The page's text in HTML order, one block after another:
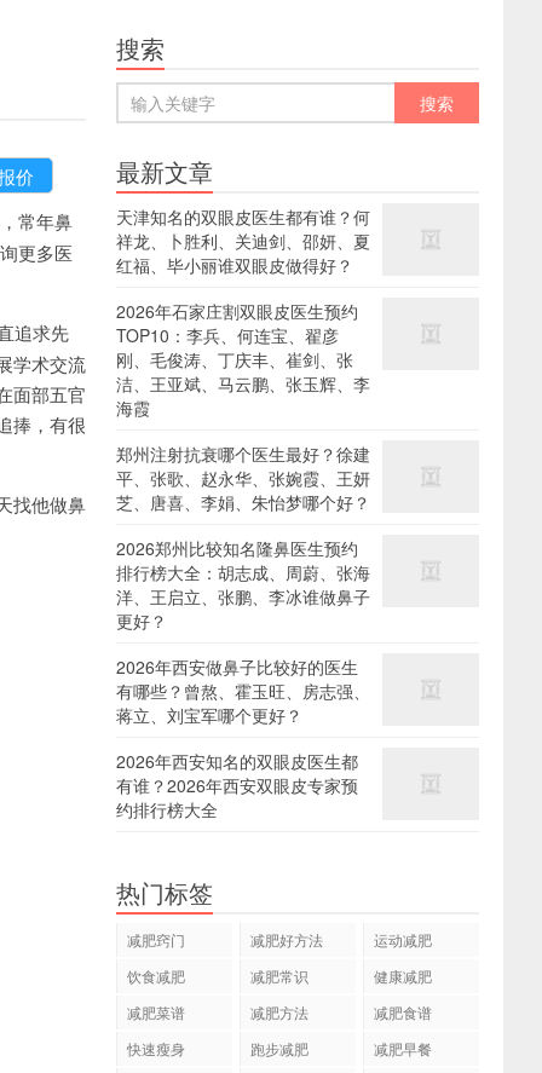
常年鼻
更多医
追求先
学术交流
面部五官
捧，有很
找他做鼻
搜索
最新文章
天津知名的双眼皮医生都有谁？何
祥龙、卜胜利、关迪剑、邵妍、夏
红福、毕小丽谁双眼皮做得好？
2026年石家庄割双眼皮医生预约
TOP10：李兵、何连宝、翟彦
刚、毛俊涛、丁庆丰、崔剑、张
洁、王亚斌、马云鹏、张玉辉、李
海霞
郑州注射抗衰哪个医生最好？徐建
平、张歌、赵永华、张婉霞、王妍
芝、唐喜、李娟、朱怡梦哪个好？
2026郑州比较知名隆鼻医生预约
排行榜大全：胡志成、周蔚、张海
洋、王启立、张鹏、李冰谁做鼻子
更好？
2026年西安做鼻子比较好的医生
有哪些？曾熬、霍玉旺、房志强、
蒋立、刘宝军哪个更好？
2026年西安知名的双眼皮医生都
有谁？2026年西安双眼皮专家预
约排行榜大全
热门标签
减肥窍门 减肥好方法
运动减肥
饮食减肥
减肥常识
健康减肥
减肥菜谱
减肥方法
减肥食谱
快速瘦身
跑步减肥
减肥早餐